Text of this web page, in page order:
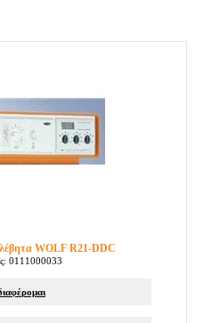
WOLF R21-DDC
0111000033